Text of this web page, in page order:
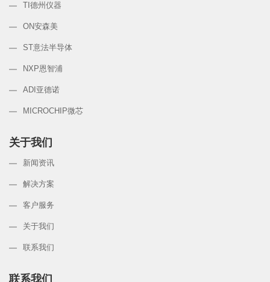
TI德州仪器
ON安森美
ST意法半导体
NXP恩智浦
ADI亚德诺
MICROCHIP微芯
关于我们
新闻资讯
解决方案
客户服务
关于我们
联系我们
联系我们